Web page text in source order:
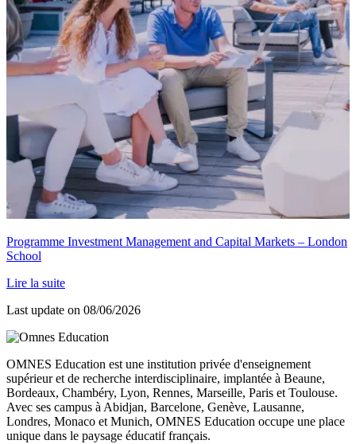
Programme Investment Management and Capital Markets – London
School
Lire la suite
Last update on 08/06/2026
OMNES Education est une institution privée d'enseignement
supérieur et de recherche interdisciplinaire, implantée à Beaune,
Bordeaux, Chambéry, Lyon, Rennes, Marseille, Paris et Toulouse.
Avec ses campus à Abidjan, Barcelone, Genève, Lausanne,
Londres, Monaco et Munich, OMNES Education occupe une place
unique dans le paysage éducatif français.